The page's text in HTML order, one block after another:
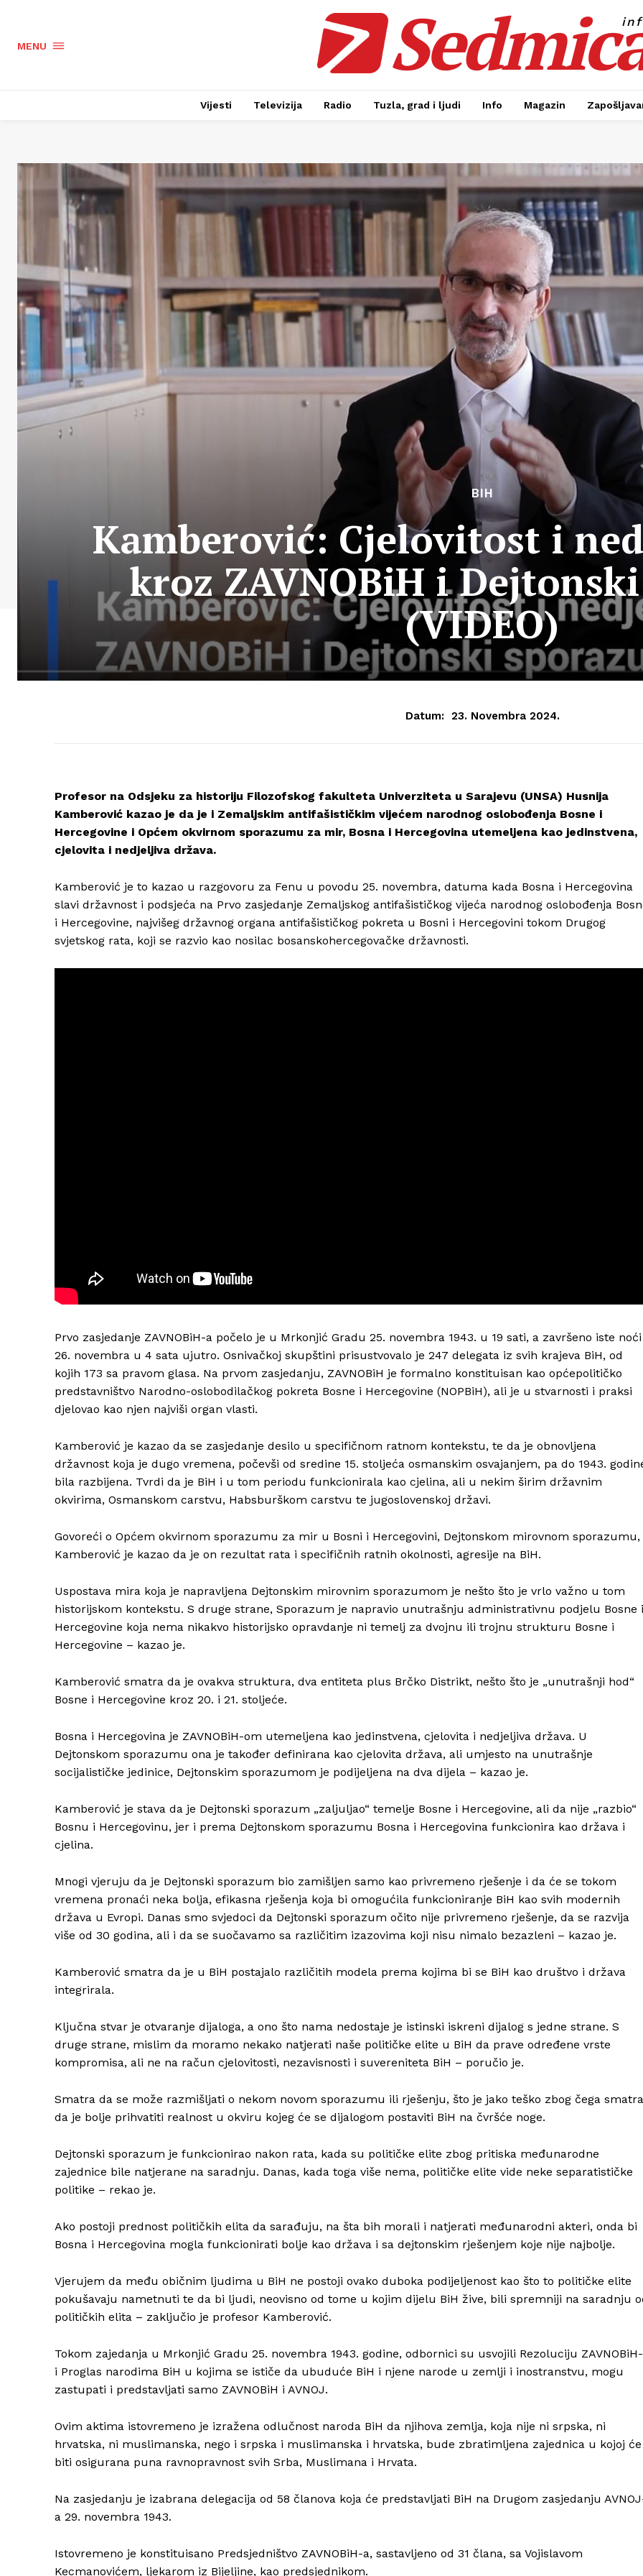
O nama
Kontakt
MENU
Vijesti Televizija Radio Tuzla, grad i ljudi Info Magazin
BIH
Kamberović: Cjelovitost i
kroz ZAVNOBiH i
(VIDEO)
Datum: 23. Novembra 2024.
Profesor na Odsjeku za historiju Filozofskog fakulteta Univerziteta u Sarajevu (UNSA) Husnija
Kamberović kazao je da je i Zemaljskim antifašističkim vijećem narodnog oslobođenja Bosne i
Hercegovine i Općem okvirnom sporazumu za mir, Bosna i Hercegovina utemeljena kao jedinstvena,
cjelovita i nedjeljiva država.
Kamberović je to kazao u razgovoru za Fenu u povodu 25. novembra, datuma kada Bosna i Hercegovina
slavi državnost i podsjeća na Prvo zasjedanje Zemaljskog antifašističkog vijeća narodnog oslobođenja
i Hercegovine, najvišeg državnog organa antifašističkog pokreta u Bosni i Hercegovini tokom Drugog
svjetskog rata, koji se razvio kao nosilac bosanskohercegovačke državnosti.
Prvo zasjedanje ZAVNOBiH-a počelo je u Mrkonjić Gradu 25. novembra 1943. u 19 sati, a završeno iste noći
26. novembra u 4 sata ujutro. Osnivačkoj skupštini prisustvovalo je 247 delegata iz svih krajeva BiH, od
kojih 173 sa pravom glasa. Na prvom zasjedanju, ZAVNOBiH je formalno konstituisan kao općepolitičko
predstavništvo Narodno-oslobodilačkog pokreta Bosne i Hercegovine (NOPBiH), ali je u stvarnosti i praksi
djelovao kao njen najviši organ vlasti.
Kamberović je kazao da se zasjedanje desilo u specifičnom ratnom kontekstu, te da je obnovljena
državnost koja je dugo vremena, počevši od sredine 15. stoljeća osmanskim osvajanjem, pa do 1943.
bila razbijena. Tvrdi da je BiH i u tom periodu funkcionirala kao cjelina, ali u nekim širim državnim
okvirima, Osmanskom carstvu, Habsburškom carstvu te jugoslovenskoj državi.
Govoreći o Općem okvirnom sporazumu za mir u Bosni i Hercegovini, Dejtonskom mirovnom sporazumu,
Kamberović je kazao da je on rezultat rata i specifičnih ratnih okolnosti, agresije na BiH.
Uspostava mira koja je napravljena Dejtonskim mirovnim sporazumom je nešto što je vrlo važno u tom
historijskom kontekstu. S druge strane, Sporazum je napravio unutrašnju administrativnu podjelu Bosne i
Hercegovine koja nema nikakvo historijsko opravdanje ni temelj za dvojnu ili trojnu strukturu Bosne i
Hercegovine – kazao je.
Kamberović smatra da je ovakva struktura, dva entiteta plus Brčko Distrikt, nešto što je „unutrašnji hod“
Bosne i Hercegovine kroz 20. i 21. stoljeće.
Bosna i Hercegovina je ZAVNOBiH-om utemeljena kao jedinstvena, cjelovita i nedjeljiva država. U
Dejtonskom sporazumu ona je također definirana kao cjelovita država, ali umjesto na unutrašnje
socijalističke jedinice, Dejtonskim sporazumom je podijeljena na dva dijela – kazao je.
Kamberović je stava da je Dejtonski sporazum „zaljuljao“ temelje Bosne i Hercegovine, ali da nije „razbio“
Bosnu i Hercegovinu, jer i prema Dejtonskom sporazumu Bosna i Hercegovina funkcionira kao država i
cjelina.
Mnogi vjeruju da je Dejtonski sporazum bio zamišljen samo kao privremeno rješenje i da će se tokom
vremena pronaći neka bolja, efikasna rješenja koja bi omogućila funkcioniranje BiH kao svih modernih
država u Evropi. Danas smo svjedoci da Dejtonski sporazum očito nije privremeno rješenje, da se razvija
više od 30 godina, ali i da se suočavamo sa različitim izazovima koji nisu nimalo bezazleni – kazao je.
Kamberović smatra da je u BiH postajalo različitih modela prema kojima bi se BiH kao društvo i država
integrirala.
Ključna stvar je otvaranje dijaloga, a ono što nama nedostaje je istinski iskreni dijalog s jedne strane. S
druge strane, mislim da moramo nekako natjerati naše političke elite u BiH da prave određene vrste
kompromisa, ali ne na račun cjelovitosti, nezavisnosti i suvereniteta BiH – poručio je.
Smatra da se može razmišljati o nekom novom sporazumu ili rješenju, što je jako teško zbog čega smatra
da je bolje prihvatiti realnost u okviru kojeg će se dijalogom postaviti BiH na čvršće noge.
Dejtonski sporazum je funkcionirao nakon rata, kada su političke elite zbog pritiska međunarodne
zajednice bile natjerane na saradnju. Danas, kada toga više nema, političke elite vide neke separatističke
politike – rekao je.
Ako postoji prednost političkih elita da sarađuju, na šta bih morali i natjerati međunarodni akteri, onda bi
Bosna i Hercegovina mogla funkcionirati bolje kao država i sa dejtonskim rješenjem koje nije najbolje.
Vjerujem da među običnim ljudima u BiH ne postoji ovako duboka podijeljenost kao što to političke elite
pokušavaju nametnuti te da bi ljudi, neovisno od tome u kojim dijelu BiH žive, bili spremniji na saradnju
političkih elita – zaključio je profesor Kamberović.
Tokom zajedanja u Mrkonjić Gradu 25. novembra 1943. godine, odbornici su usvojili Rezoluciju
i Proglas narodima BiH u kojima se ističe da ubuduće BiH i njene narode u zemlji i inostranstvu, mogu
zastupati i predstavljati samo ZAVNOBiH i AVNOJ.
Ovim aktima istovremeno je izražena odlučnost naroda BiH da njihova zemlja, koja nije ni srpska, ni
hrvatska, ni muslimanska, nego i srpska i muslimanska i hrvatska, bude zbratimljena zajednica u kojoj će
biti osigurana puna ravnopravnost svih Srba, Muslimana i Hrvata.
Na zasjedanju je izabrana delegacija od 58 članova koja će predstavljati BiH na Drugom zasjedanju
a 29. novembra 1943.
Istovremeno je konstituisano Predsjedništvo ZAVNOBiH-a, sastavljeno od 31 člana, sa Vojislavom
Kecmanovićem, ljekarom iz Bijeljine, kao predsjednikom.